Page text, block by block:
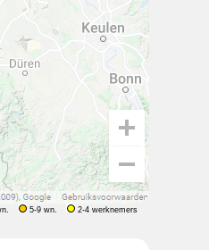
5-9 wn. 2-4 werknemers